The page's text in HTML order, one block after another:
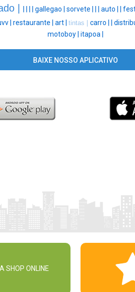
| gallegao | sorvete | auto |
| restaurante | art | tintas | carro |
motoboy | itapoa |
BAIXE NOSSO APLICATIVO
SHOP ONLINE